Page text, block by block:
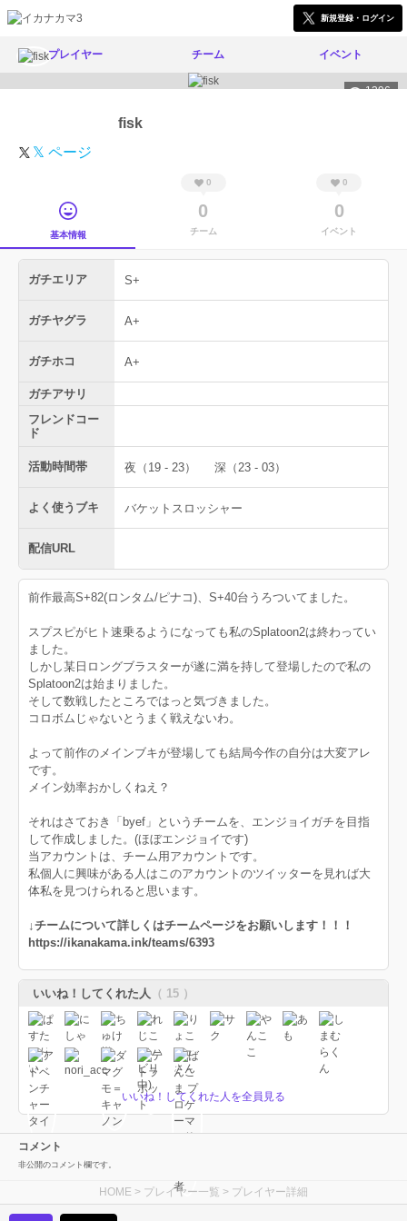
新規登録・ログイン
プレイヤー チーム イベント
1396
fisk
𝕏 ページ
基本情報
0
0
チーム
0
0
イベント
ガチエリア S+
ガチヤグラ A+
ガチホコ A+
ガチアサリ
フレンドコー
ド
活動時間帯 夜（19 - 23） 深（23 - 03）
よく使うブキ バケットスロッシャー
配信URL
前作最高S+82(ロンタム/ピナコ)、S+40台うろついてました。
スプスピがヒト速乗るようになっても私のSplatoon2は終わってい
ました。
しかし某日ロングブラスターが遂に満を持して登場したので私の
Splatoon2は始まりました。
そして数戦したところではっと気づきました。
コロボムじゃないとうまく戦えないわ。
よって前作のメインブキが登場しても結局今作の自分は大変アレ
です。
メイン効率おかしくねえ？
それはさておき「byef」というチームを、エンジョイガチを目指
して作成しました。(ほぼエンジョイです)
当アカウントは、チーム用アカウントです。
私個人に興味がある人はこのアカウントのツイッターを見れば大
体私を見つけられると思います。
↓チームについて詳しくはチームページをお願いします！！！
https://ikanakama.ink/teams/6393
いいね！してくれた人 （ 15 ）
いいね！してくれた人を全員見る
コメント
非公開のコメント欄です。
HOME > プレイヤー一覧 > プレイヤー詳細